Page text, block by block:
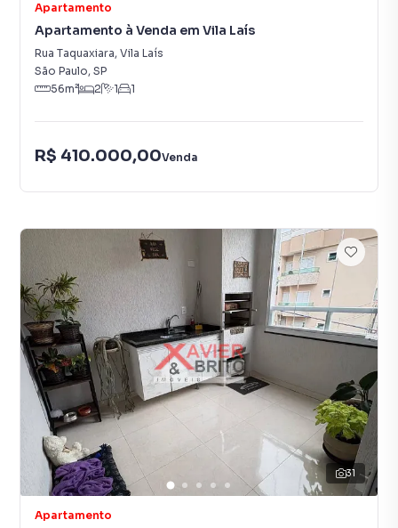
Apartamento
Apartamento à Venda em Vila Laís
Rua Taquaxiara, Vila Laís
São Paulo, SP
56m² 2 1 1
R$ 410.000,00Venda
31
Apartamento